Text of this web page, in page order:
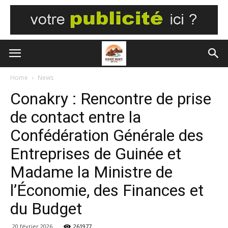
Home News
Conakry : Rencontre de prise
de contact entre la
Confédération Générale des
Entreprises de Guinée et
Madame la Ministre de
l’Économie, des Finances et
du Budget
20 février 2026 261977